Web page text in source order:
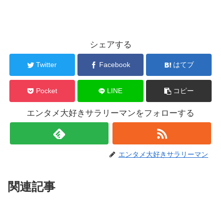
シェアする
Twitter Facebook はてブ
Pocket LINE コピー
エンタメ大好きサラリーマンをフォローする
エンタメ大好きサラリーマン
関連記事